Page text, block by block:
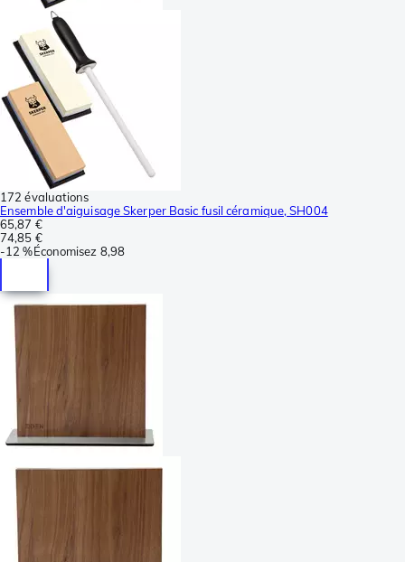
172 évaluations
Ensemble d'aiguisage Skerper Basic fusil céramique, SH004
65,87 €
74,85 €
-12 %Économisez 8,98